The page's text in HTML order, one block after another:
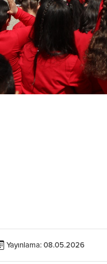
Yayınlama: 08.05.2026